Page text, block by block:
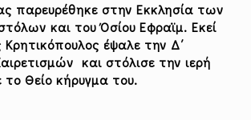
παρευρέθηκε στην Εκκλησία των
και του Όσίου Εφραϊμ. Εκεί
έψαλε την Δ΄
και στόλισε την ιερή
το Θείο κήρυγμα του.